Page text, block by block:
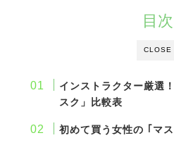
CLOSE
目次
インストラクター厳選
スク」比較表
初めて買う女性の ｢マ